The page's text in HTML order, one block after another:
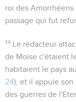
roi des
passage qui fut
14 Le rédacteur
de Moïse c'étaient
habitaient le pays
24), et il appuie
des guerres de